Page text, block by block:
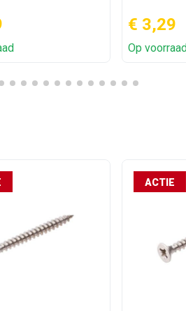
€ 3,29
Op
ACTIE